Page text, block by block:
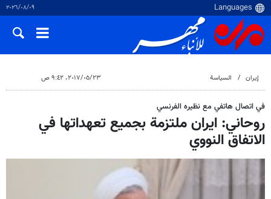
٠٩‏/٠٨‏/٢٠٢٦
إيران السياسة ٢٣‏/٠٥‏/٢٠١٧، ٩:٤٢ ص
في اتصال هاتفي مع نظيره الفرنسي
روحاني: ايران ملتزمة بجميع تعهداتها في
الاتفاق النووي